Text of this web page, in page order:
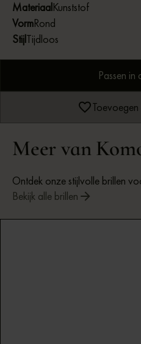
MateriaalKunststof
VormRond
StijlTijdloos
Passen in
Meer van
Ontdek onze stijlvolle brillen
Bekijk alle brillen